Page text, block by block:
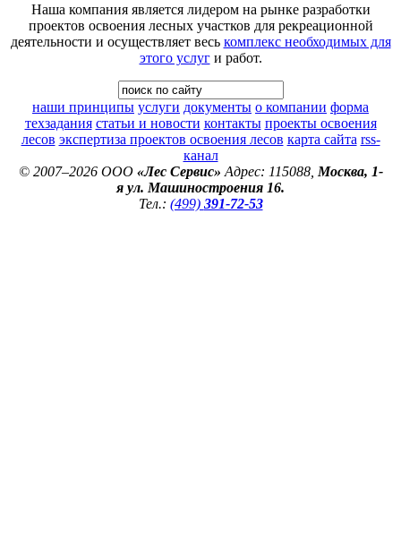
Наша компания является лидером на рынке разработки
проектов освоения лесных участков для рекреационной
деятельности и осуществляет весь комплекс необходимых для
этого услуги работ.
наши принципы услуги документы о компании форма
техзадания статьи и новости контакты проекты освоения
лесов экспертиза проектов освоения лесов карта сайта rss-
канал
© 2007–2026 ООО «Лес Сервис» Адрес: 115088, Москва, 1-
я ул. Машиностроения 16.
Тел.: (499) 391-72-53